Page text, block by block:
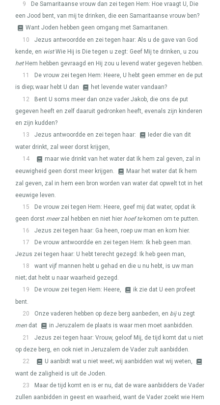
9
De Samaritaanse vrouw dan zei tegen Hem: Hoe vraagt U, Die
een Jood bent, van mij te drinken, die een Samaritaanse vrouw ben?
Want Joden hebben geen omgang met Samaritanen.
10
Jezus antwoordde en zei tegen haar: Als u de gave van God
kende, en wistWie Hij is Die tegen u zegt: Geef Mij te drinken, u zou
hetHem hebben gevraagd en Hij zou u levend water gegeven hebben.
11
De vrouw zei tegen Hem: Heere, U hebt geen emmer en de put
is diep; waar hebt U dan
het levende water vandaan?
12
Bent U soms meer dan onze vader Jakob, die ons de put
gegeven heeft en zelf daaruit gedronken heeft, evenals zijn kinderen
en zijn kudden?
13
Jezus antwoordde en zei tegen haar:
Ieder die van dit
water drinkt, zal weer dorst krijgen,
14
maar wie drinkt van het water dat Ik hem zal geven, zal in
eeuwigheid geen dorst meer krijgen.
Maar het water dat Ik hem
zal geven, zal in hem een bron worden van water dat opwelt tot in het
eeuwige leven.
15
De vrouw zei tegen Hem: Heere, geef mij dat water, opdat ik
geen dorst meerzal hebben en niet hier hoef tekomen om te putten.
16
Jezus zei tegen haar: Ga heen, roep uw man en kom hier.
17
De vrouw antwoordde en zei tegen Hem: Ik heb geen man.
Jezus zei tegen haar: U hebt terecht gezegd: Ik heb geen man,
18
want vijf mannen hebt u gehad en die u nu hebt, is uw man
niet; dat hebt u naar waarheid gezegd.
19
De vrouw zei tegen Hem: Heere,
ik zie dat U een profeet
bent.
20
Onze vaderen hebben op deze berg aanbeden, en biju zegt
men dat
in Jeruzalem de plaats is waar men moet aanbidden.
21
Jezus zei tegen haar: Vrouw, geloof Mij, de tijd komt dat u niet
op deze berg, en ook niet in Jeruzalem de Vader zult aanbidden.
22
U aanbidt wat u niet weet; wij aanbidden wat wij weten,
want de zaligheid is uit de Joden.
23
Maar de tijd komt en is er nu, dat de ware aanbidders de Vader
zullen aanbidden in geest en waarheid, want de Vader zoekt wie Hem